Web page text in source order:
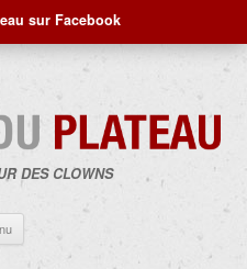
sur Facebook
DES CLOWNS
contenu